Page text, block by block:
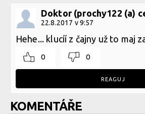
Doktor (prochy122 (a)
22.8.2017 v 9:57
Hehe... klucíí z čajny už to maj
0 0
REAGUJ
KOMENTÁŘE